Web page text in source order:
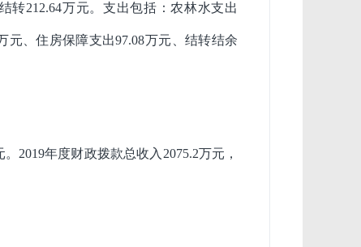
转212.64万元。支出包括：农林水支出
元、住房保障支出97.08万元、结转结余
2019年度财政拨款总收入2075.2万元，